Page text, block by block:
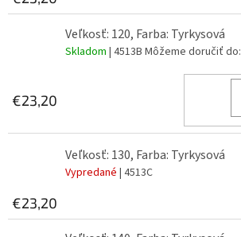
Veľkosť: 120, Farba: Tyrkysová
Skladom | 4513B Môžeme doručiť do:
€23,20
Veľkosť: 130, Farba: Tyrkysová
Vypredané | 4513C
€23,20